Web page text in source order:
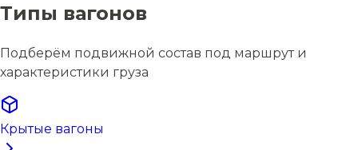
Типы вагонов
Подберём подвижной состав под маршрут и
характеристики груза
Крытые вагоны